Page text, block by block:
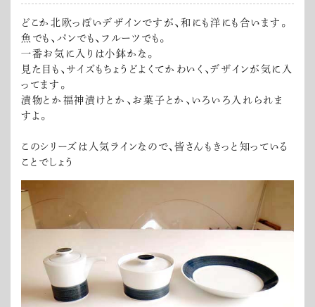
どこか北欧っぽいデザインですが、和にも洋にも合います。
魚でも、パンでも、フルーツでも。
一番お気に入りは小鉢かな。
見た目も、サイズもちょうどよくてかわいく、デザインが気に入
ってます。
漬物とか福神漬けとか、お菓子とか、いろいろ入れられま
すよ。
このシリーズは人気ラインなので、皆さんもきっと知っている
ことでしょう